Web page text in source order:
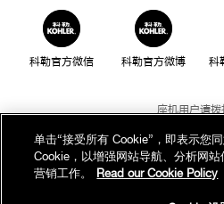
科勒官方微信 科勒官方微博 科
座机用户请拨
800-820-
手机用户请拨
400-820-
单击“接受所有 Cookie”，即表示您
Cookie，以增强网站导航、分析网
营销工作。
Read our Cookie Policy